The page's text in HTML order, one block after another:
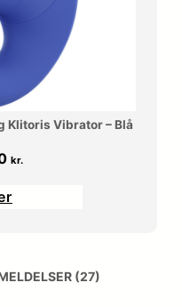
Klitoris Vibrator – Blå
kr.
(27)